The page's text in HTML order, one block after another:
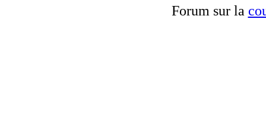
Forum sur la